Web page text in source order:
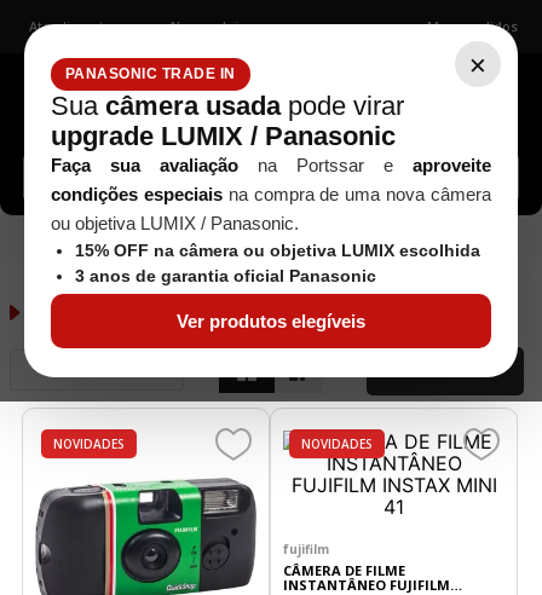
×
PANASONIC TRADE IN
Sua câmera usadapode virar
upgrade LUMIX / Panasonic
Faça sua avaliação na Portssar e aproveite
condições especiaisna compra de uma nova câmera
ou objetiva LUMIX / Panasonic.
15% OFF na câmera ou objetiva LUMIX escolhida
3 anos de garantia oficial Panasonic
Ver produtos elegíveis
Atendimento Nossas lojas Meus pedidos
Buscar câmeras, lentes, acessórios...
Câmeras Fujifilm
Fujifilm produtos
NOVIDADES NOVIDADES
fujifilm
CÂMERA DE FILME
INSTANTÂNEO FUJIFILM